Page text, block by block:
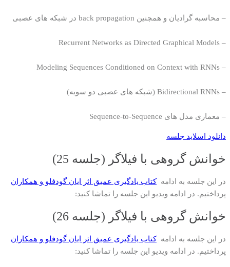
– محاسبه گرادیان و همچنین back propagation در شبکه های عصبی
– Recurrent Networks as Directed Graphical Models
– Modeling Sequences Conditioned on Context with RNNs
– Bidirectional RNNs (شبکه های عصبی دو سویه)
– معماری مدل های Sequence-to-Sequence
دانلود اسلاید جلسه
خوانش گروهی با فیلاگر (جلسه 25)
در این جلسه به ادامهکتاب یادگیری عمیق اثر ایان گودفلو و همکاران
پرداختیم. در ادامه ویدیو این جلسه را تماشا کنید:
خوانش گروهی با فیلاگر (جلسه 26)
در این جلسه به ادامهکتاب یادگیری عمیق اثر ایان گودفلو و همکاران
پرداختیم. در ادامه ویدیو این جلسه را تماشا کنید: